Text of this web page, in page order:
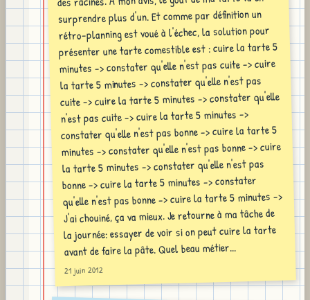
surprendre plus d'un. Et comme par définition un
rétro-planning est voué à l'échec, la solution pour
présenter une tarte comestible est : cuire la tarte 5
minutes -> constater qu'elle n'est pas cuite -> cuire
la tarte 5 minutes -> constater qu'elle n'est pas
cuite -> cuire la tarte 5 minutes -> constater qu'elle
n'est pas cuite -> cuire la tarte 5 minutes ->
constater qu'elle n'est pas bonne -> cuire la tarte 5
minutes -> constater qu'elle n'est pas bonne -> cuire
la tarte 5 minutes -> constater qu'elle n'est pas
bonne -> cuire la tarte 5 minutes -> constater
qu'elle n'est pas bonne -> cuire la tarte 5 minutes ->
J'ai chouiné, ça va mieux. Je retourne à ma tâche de
la journée: essayer de voir si on peut cuire la tarte
avant de faire la pâte. Quel beau métier...
21 juin 2012